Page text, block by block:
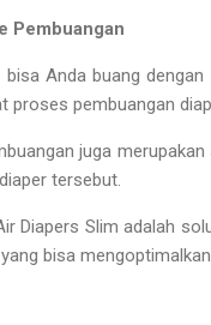
Pembuangan
bisa Anda buang
proses pembuangan
juga
tersebut.
Diapers Slim adalah
bisa